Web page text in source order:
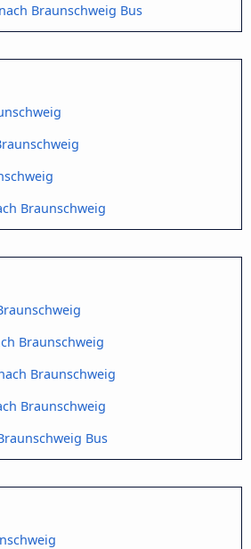
Braunschweig Bus
Braunschweig
Braunschweig
Braunschweig
Braunschweig
Bus